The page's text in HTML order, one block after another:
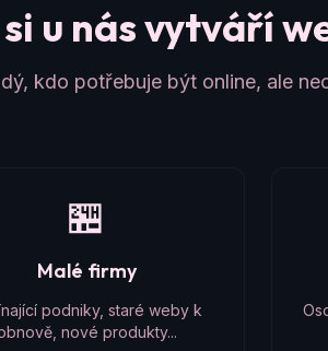
u nás vytváří
kdo potřebuje být online, ale
🏪
Malé firmy
podniky, staré weby k
nové produkty...